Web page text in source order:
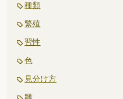
種類
繁殖
習性
色
見分け方